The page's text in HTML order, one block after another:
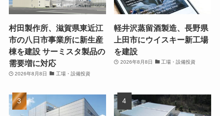
村田製作所、滋賀県東近江
市の八日市事業所に新生産
棟を建設 サーミスタ製品の
需要増に対応
2026年8月8日 工場・設備投資
軽井沢蒸留酒製造、長野県
上田市にウイスキー新工場
を建設
2026年8月8日 工場・設備投資